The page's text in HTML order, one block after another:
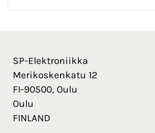
SP-Elektroniikka
Merikoskenkatu 12
FI-90500, Oulu
Oulu
FINLAND